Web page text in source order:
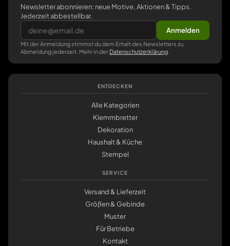
Newsletter abonnieren: neue Motive, Aktionen & Tipps.
Jederzeit abbestellbar.
Anmelden
Mit der Anmeldung stimmst du dem Erhalt des Newsletters zu,
Abmeldung jederzeit. Mehr in der Datenschutzerklärung
ENTDECKEN
Alle Kategorien
Klemmbretter
Dekoration
Haushalt & Küche
Stempel
SERVICE
Versand & Lieferzeit
Größen & Gebinde
Muster
Für Betriebe
Kontakt